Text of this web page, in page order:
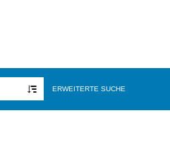
ERWEITERTE SUCHE